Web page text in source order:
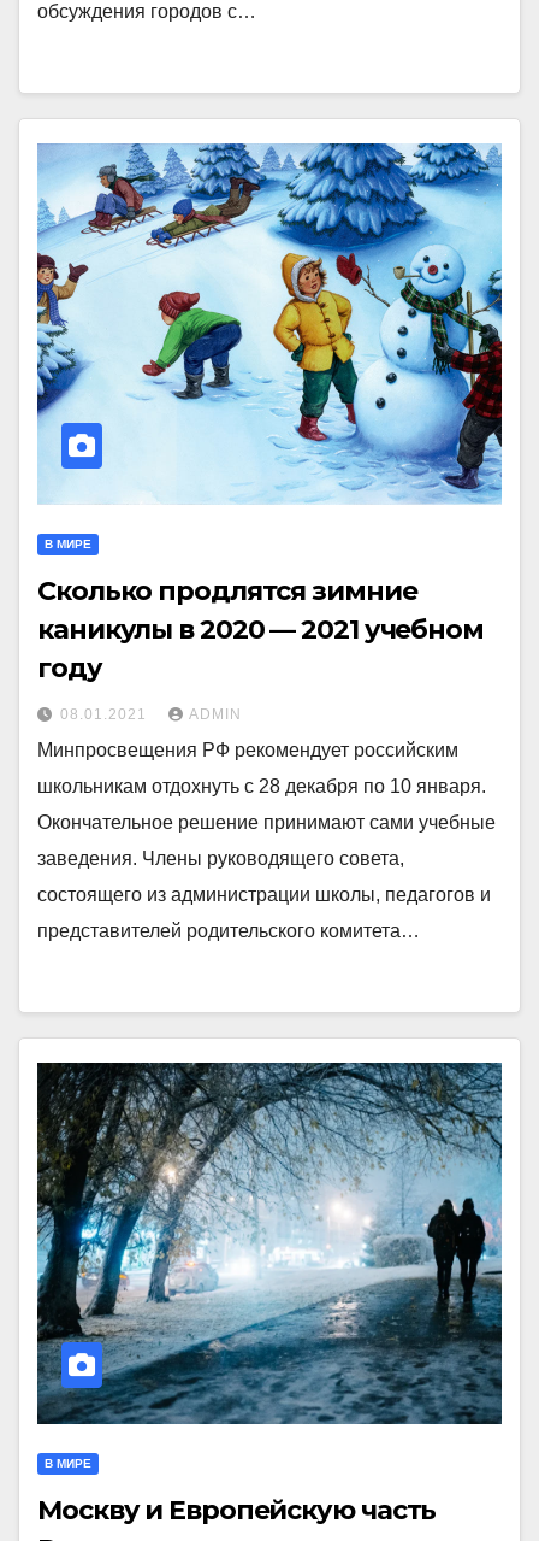
обсуждения городов с…
В МИРЕ
Сколько продлятся зимние
каникулы в 2020 — 2021 учебном
году
08.01.2021 ADMIN
Минпросвещения РФ рекомендует российским
школьникам отдохнуть с 28 декабря по 10 января.
Окончательное решение принимают сами учебные
заведения. Члены руководящего совета,
состоящего из администрации школы, педагогов и
представителей родительского комитета…
В МИРЕ
Москву и Европейскую часть